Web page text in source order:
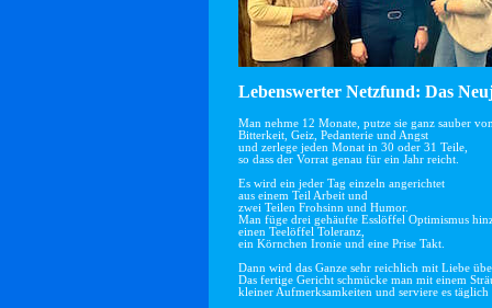
Lebenswerter Netzfund: Das
Man nehme 12 Monate, putze sie ganz sauber
Bitterkeit, Geiz, Pedanterie und Angst
und zerlege jeden Monat in 30 oder 31 Teile,
so dass der Vorrat genau für ein Jahr reicht.
Es wird ein jeder Tag einzeln angerichtet
aus einem Teil Arbeit und
zwei Teilen Frohsinn und Humor.
Man füge drei gehäufte Esslöffel Optimismus
einen Teelöffel Toleranz,
ein Körnchen Ironie und eine Prise Takt.
Dann wird das Ganze sehr reichlich mit Liebe
Das fertige Gericht schmücke man mit einem
kleiner Aufmerksamkeiten und serviere es